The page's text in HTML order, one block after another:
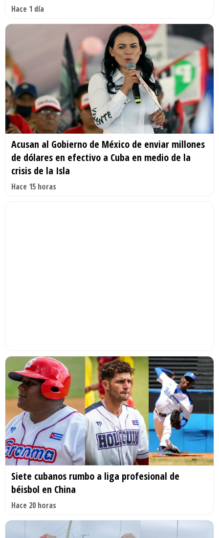
Hace 1 día
Acusan al Gobierno de México de enviar millones
de dólares en efectivo a Cuba en medio de la
crisis de la Isla
Hace 15 horas
Siete cubanos rumbo a liga profesional de
béisbol en China
Hace 20 horas